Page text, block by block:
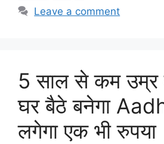
Leave a comment
5 साल से कम उम्र
घर बैठे बनेगा
लगेगा एक भी रुपया